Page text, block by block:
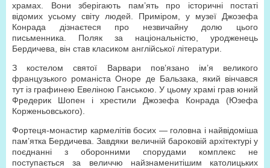
храмах. Вони зберігають пам’ять про історичні постаті
відомих усьому світу людей. Приміром, у музеї Джозефа
Конрада дізнаєтеся про незвичайну долю цього
письменника. Поляк за національністю, уродженець
Бердичева, він став класиком англійської літератури.
З костелом святої Варвари пов’язано ім’я великого
французького романіста Оноре де Бальзака, який вінчався
тут із графинею Евеліною Ганською. У цьому храмі грав юний
Фредерик Шопен і хрестили Джозефа Конрада (Юзефа
Корженьовського).
Фортеця-монастир кармелітів босих — головна і найвідоміша
пам’ятка Бердичева. Завдяки величній бароковій архітектурі у
поєднанні з оборонними спорудами комплекс не
поступається за величчю найзнаменитішим католицьких